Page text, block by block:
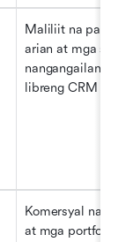
Maliliit na
arian at mga
libreng CRM
Komersyal na
at mga portfolio